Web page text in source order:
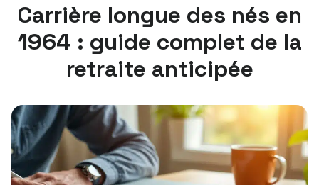
Carrière longue des nés en
1964 : guide complet de la
retraite anticipée